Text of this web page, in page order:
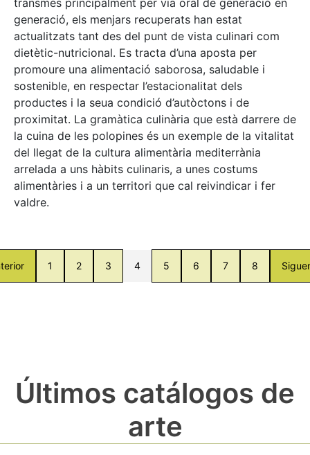
generació, els menjars recuperats han estat
actualitzats tant des del punt de vista culinari com
dietètic-nutricional. Es tracta d’una aposta per
promoure una alimentació saborosa, saludable i
sostenible, en respectar l’estacionalitat dels
productes i la seua condició d’autòctons i de
proximitat. La gramàtica culinària que està darrere de
la cuina de les polopines és un exemple de la vitalitat
del llegat de la cultura alimentària mediterrània
arrelada a uns hàbits culinaris, a unes costums
alimentàries i a un territori que cal reivindicar i fer
valdre.
1 2 3 4 5 6 7 8
Últimos catálogos de
arte